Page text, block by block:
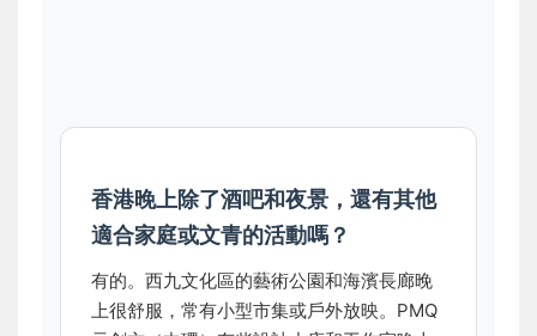
香港晚上除了酒吧和夜景，還有其他
適合家庭或文青的活動嗎？
有的。西九文化區的藝術公園和海濱長廊晚
上很舒服，常有小型市集或戶外放映。PMQ